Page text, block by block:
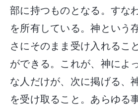
部に持つものとなる。すな
を所有している。神という
さにそのまま受け入れるこ
ができる。これが、神によ
な人だけが、次に掲げる、
を受け取ること。あらゆる